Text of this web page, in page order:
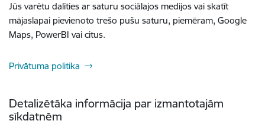
Jūs varētu dalīties ar saturu sociālajos medijos vai skatīt
mājaslapai pievienoto trešo pušu saturu, piemēram, Google
Maps, PowerBI vai citus.
Privātuma politika
Detalizētāka informācija par izmantotajām
sīkdatnēm